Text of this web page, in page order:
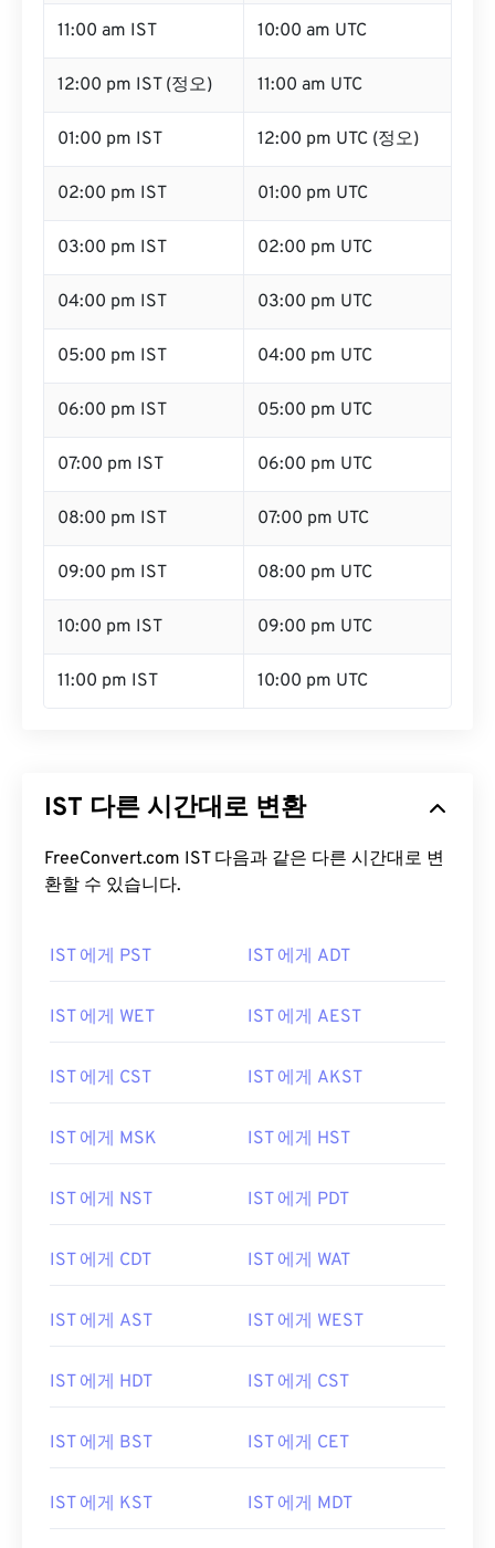
11:00 am IST 10:00 am UTC
12:00 pm IST (정오) 11:00 am UTC
01:00 pm IST 12:00 pm UTC (정오)
02:00 pm IST 01:00 pm UTC
03:00 pm IST 02:00 pm UTC
04:00 pm IST 03:00 pm UTC
05:00 pm IST 04:00 pm UTC
06:00 pm IST 05:00 pm UTC
07:00 pm IST 06:00 pm UTC
08:00 pm IST 07:00 pm UTC
09:00 pm IST 08:00 pm UTC
10:00 pm IST 09:00 pm UTC
11:00 pm IST 10:00 pm UTC
IST 다른 시간대로 변환
FreeConvert.com IST 다음과 같은 다른 시간대로 변
환할 수 있습니다.
IST 에게 PST IST 에게 ADT
IST 에게 WET IST 에게 AEST
IST 에게 CST IST 에게 AKST
IST 에게 MSK IST 에게 HST
IST 에게 NST IST 에게 PDT
IST 에게 CDT IST 에게 WAT
IST 에게 AST IST 에게 WEST
IST 에게 HDT IST 에게 CST
IST 에게 BST IST 에게 CET
IST 에게 KST IST 에게 MDT